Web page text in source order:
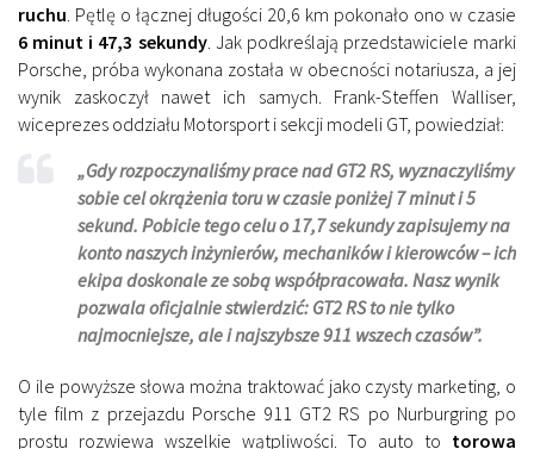
ruchu . Pętlę o łącznej długości 20,6 km pokonało ono w czasie
6 minut i 47,3 sekundy. Jak podkreślają przedstawiciele marki
Porsche, próba wykonana została w obecności notariusza, a jej
wynik zaskoczył nawet ich samych. Frank-Steffen Walliser,
wiceprezes oddziału Motorsport i sekcji modeli GT, powiedział:
„Gdy rozpoczynaliśmy prace nad GT2 RS, wyznaczyliśmy
sobie cel okrążenia toru w czasie poniżej 7 minut i 5
sekund. Pobicie tego celu o 17,7 sekundy zapisujemy na
konto naszych inżynierów, mechaników i kierowców – ich
ekipa doskonale ze sobą współpracowała. Nasz wynik
pozwala oficjalnie stwierdzić: GT2 RS to nie tylko
najmocniejsze, ale i najszybsze 911 wszech czasów”.
O ile powyższe słowa można traktować jako czysty marketing, o
tyle film z przejazdu Porsche 911 GT2 RS po Nurburgring po
prostu rozwiewa wszelkie wątpliwości. To auto to torowa